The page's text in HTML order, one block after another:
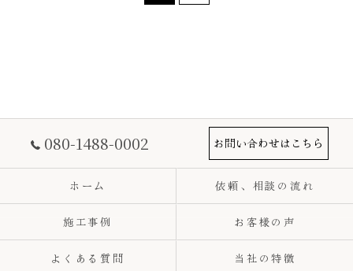
080-1488-0002 お問い合わせはこちら
ホーム 依頼、相談の流れ
施工事例 お客様の声
よくある質問 当社の特徴